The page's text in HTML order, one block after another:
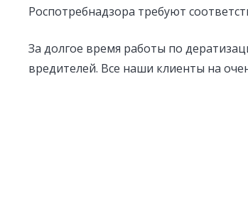
Роспотребнадзора требуют
За долгое время работы по
вредителей. Все наши клиенты на